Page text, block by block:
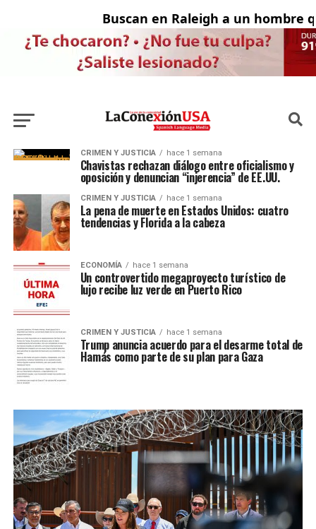
Buscan en Raleigh a un hombre
CRIMEN Y JUSTICIA hace 1 semana
Chavistas rechazan diálogo entre oficialismo y
oposición y denuncian “injerencia” de EE.UU.
CRIMEN Y JUSTICIA hace 1 semana
La pena de muerte en Estados Unidos: cuatro
tendencias y Florida a la cabeza
ECONOMÍA hace 1 semana
Un controvertido megaproyecto turístico de
lujo recibe luz verde en Puerto Rico
CRIMEN Y JUSTICIA hace 1 semana
Trump anuncia acuerdo para el desarme total de
Hamás como parte de su plan para Gaza